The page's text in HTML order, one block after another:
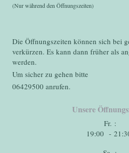
(Nur während den Öffnungszeiten)
Die Öffnungszeiten können sich bei
verkürzen. Es kann dann früher als
werden.
Um sicher zu gehen bitte
06429500 anrufen.
Unsere
Fr. :
19:00 -